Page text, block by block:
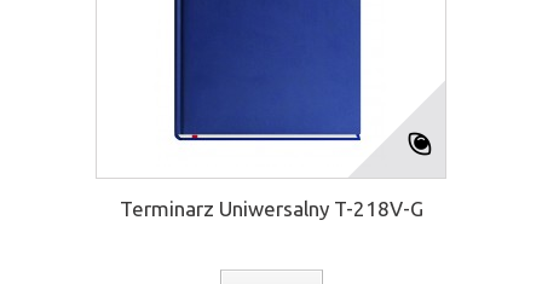
Terminarz Uniwersalny T-218V-G